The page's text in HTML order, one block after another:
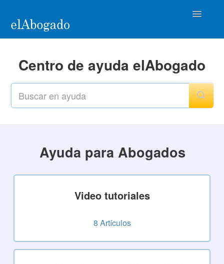
Toggle
Ayuda para Abogados
Centro de ayuda elAbogado
Ayuda para Abogados
Video tutoriales
8 Artículos